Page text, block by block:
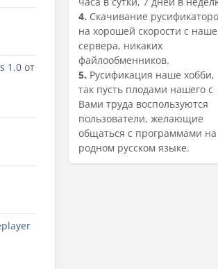
1.0 от
4. Скачивание
на хорошей скорости с
сервера, никаких
файлообменников.
5. Русификация наше хобби,
так пусть плодами нашего с
Вами труда воспользуются
пользователи, желающие
общаться с программами на
родном русском языке.